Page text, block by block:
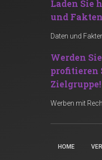
Laden Sie
und
Daten und
Werden
profitieren
Zielgruppe!
Werben mit
HOME